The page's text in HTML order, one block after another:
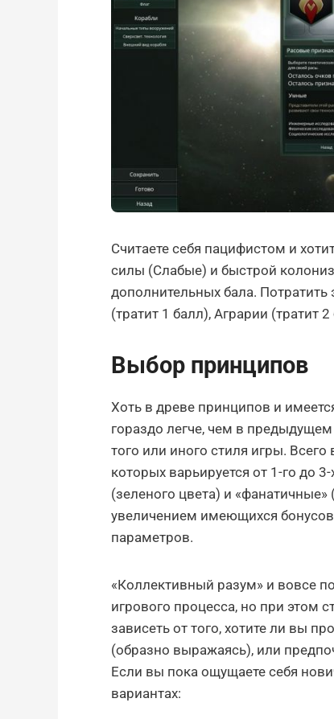
Считаете себя пацифистом и
силы (Слабые) и быстрой
дополнительных бала.
(тратит 1 балл), Аграрии (тратит
Выбор принципов
Хоть в древе принципов и
гораздо легче, чем в
того или иного стиля игры.
которых варьируется от 1-го до
(зеленого цвета) и
увеличением имеющихся
параметров.
«Коллективный разум» и вовсе
игрового процесса, но при этом
зависеть от того, хотите ли вы
(образно выражаясь), или
Если вы пока ощущаете себя
вариантах: